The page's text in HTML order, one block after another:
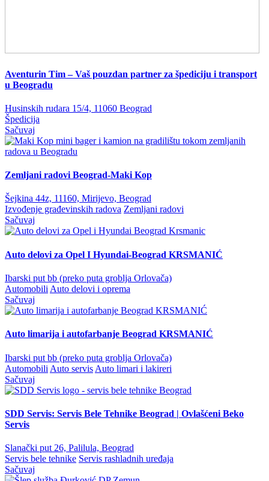
Aventurin Tim – Vaš pouzdan partner za špediciju i transport
u Beogradu
Husinskih rudara 15/4, 11060 Beograd
Špedicija
Sačuvaj
Zemljani radovi Beograd-Maki Kop
Šejkina 44z, 11160, Mirijevo, Beograd
Izvođenje građevinskih radova Zemljani radovi
Sačuvaj
Auto delovi za Opel I Hyundai-Beograd KRSMANIĆ
Ibarski put bb (preko puta groblja Orlovača)
Automobili Auto delovi i oprema
Sačuvaj
Auto limarija i autofarbanje Beograd KRSMANIĆ
Ibarski put bb (preko puta groblja Orlovača)
Automobili Auto servis Auto limari i lakireri
Sačuvaj
SDD Servis: Servis Bele Tehnike Beograd | Ovlašćeni Beko
Servis
Slanački put 26, Palilula, Beograd
Servis bele tehnike Servis rashladnih uređaja
Sačuvaj